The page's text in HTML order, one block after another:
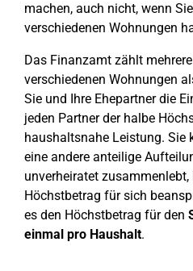
machen, auch nicht, wenn
verschiedenen Wohnungen
Das Finanzamt zählt
verschiedenen Wohnungen
Sie und Ihre Ehepartner die
jeden Partner der halbe
haushaltsnahe Leistung. Sie
eine andere anteilige
unverheiratet
Höchstbetrag für sich
es den Höchstbetrag für den
einmal pro Haushalt.